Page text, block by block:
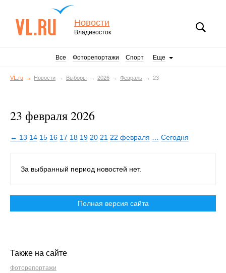
Новости
Владивосток
Все Фоторепортажи Спорт Еще
VL.ru Новости Выборы 2026 Февраль 23
23 февраля 2026
← 13 14 15 16 17 18 19 20 21 22 февраля Сегодня
За выбранный период новостей нет.
Полная версия сайта
Также на сайте
Фоторепортажи